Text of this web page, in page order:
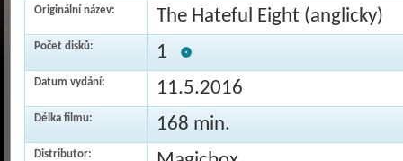
Originální název: The Hateful Eight (anglicky)
Počet disků: 1
Datum vydání: 11.5.2016
Délka filmu: 168 min.
Distributor: